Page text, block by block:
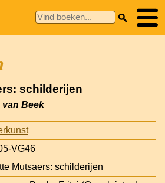
schilderijen
van Beek
VG46
Mutsaers: schilderijen